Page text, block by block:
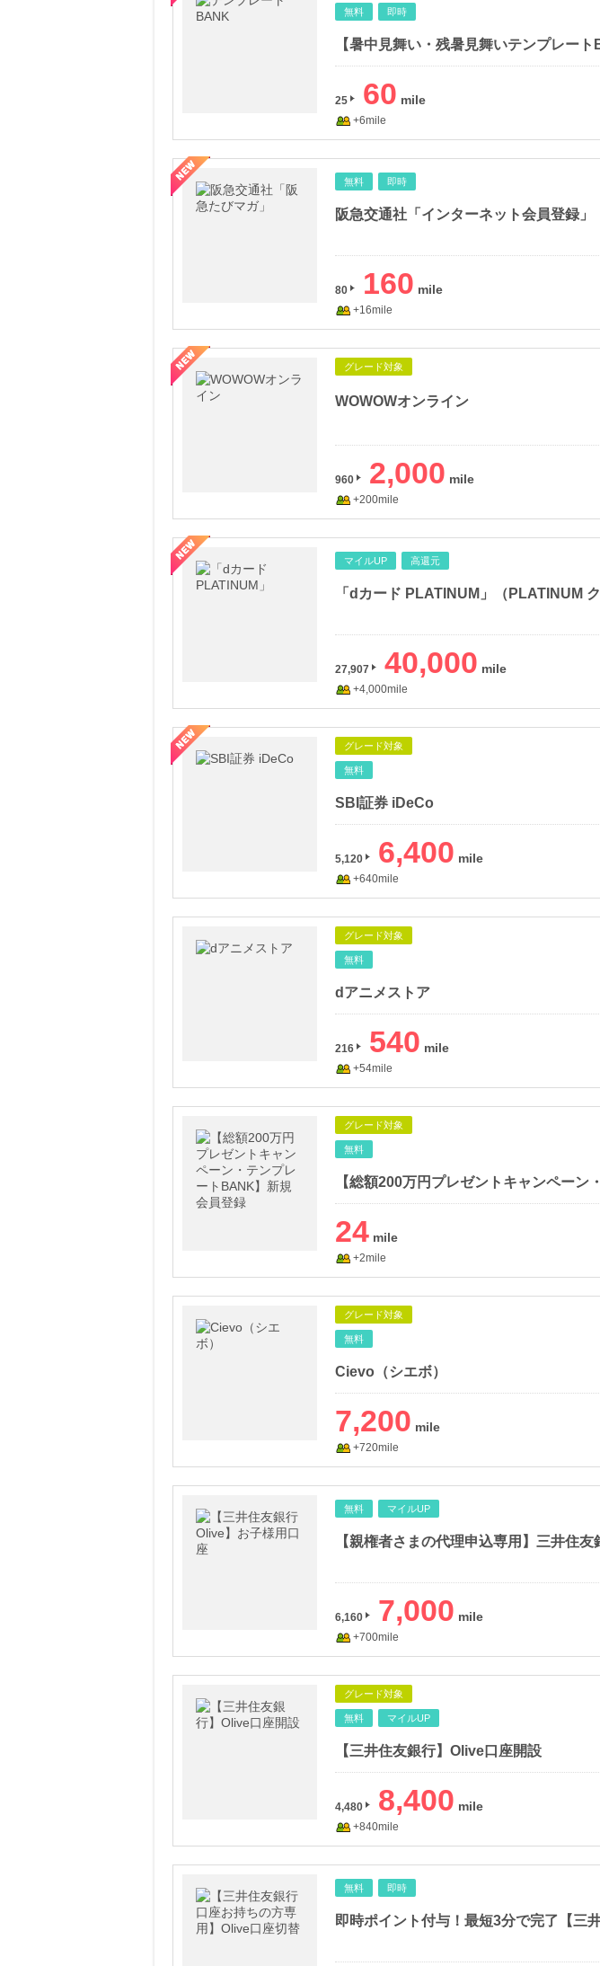
無料 即時
25 60
+6mile
無料 即時
阪急交通社「インターネット会員登録」
80 160
+16mile
グレード対象
WOWOWオンライン
960 2,000
+200mile
マイルUP 高還元
27,907 40,000
+4,000mile
グレード対象
無料
SBI証券 iDeCo
5,120 6,400
+640mile
グレード対象
無料
dアニメストア
216 540
+54mile
グレード対象
無料
24
+2mile
グレード対象
無料
Cievo（シエボ）
7,200
+720mile
無料 マイルUP
6,160 7,000
+700mile
グレード対象
無料 マイルUP
【三井住友銀行】Olive口座開設
4,480 8,400
+840mile
無料 即時